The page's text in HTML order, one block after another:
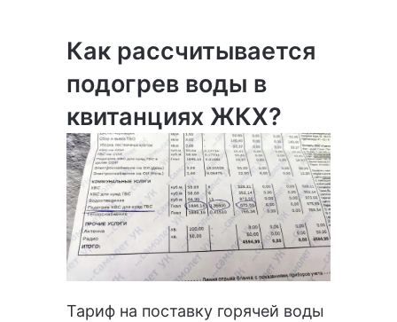
Как рассчитывается
подогрев воды в
квитанциях ЖКХ?
Тариф на поставку горячей воды